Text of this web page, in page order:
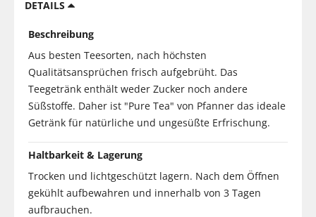
DETAILS
Beschreibung
Aus besten Teesorten, nach höchsten
Qualitätsansprüchen frisch aufgebrüht. Das
Teegetränk enthält weder Zucker noch andere
Süßstoffe. Daher ist "Pure Tea" von Pfanner das ideale
Getränk für natürliche und ungesüßte Erfrischung.
Haltbarkeit & Lagerung
Trocken und lichtgeschützt lagern. Nach dem Öffnen
gekühlt aufbewahren und innerhalb von 3 Tagen
aufbrauchen.